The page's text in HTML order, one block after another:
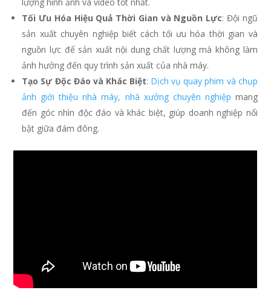
Tối Ưu Hóa Hiệu Quả Thời Gian và Nguồn Lực: Đội ngũ
sản xuất chuyên nghiệp biết cách tối ưu hóa thời gian và
nguồn lực để sản xuất nội dung chất lượng mà không làm
ảnh hưởng đến quy trình sản xuất của nhà máy.
Tạo Sự Độc Đáo và Khác Biệt: Dịch vụ quay phim và chụp
ảnh giới thiệu nhà máy, nhà xưởng chuyên nghiệp mang
đến góc nhìn độc đáo và khác biệt, giúp doanh nghiệp nổi
bật giữa đám đông.